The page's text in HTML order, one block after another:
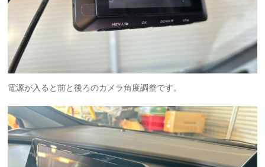
電源が入ると前と後ろのカメラ角度調整です。